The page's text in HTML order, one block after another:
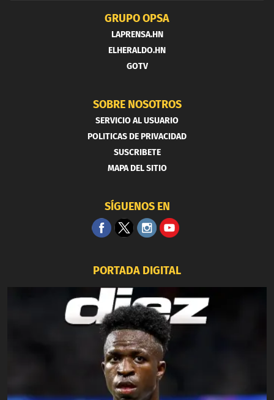
GRUPO OPSA
LAPRENSA.HN
ELHERALDO.HN
GOTV
SOBRE NOSOTROS
SERVICIO AL USUARIO
POLITICAS DE PRIVACIDAD
SUSCRIBETE
MAPA DEL SITIO
SÍGUENOS EN
PORTADA DIGITAL